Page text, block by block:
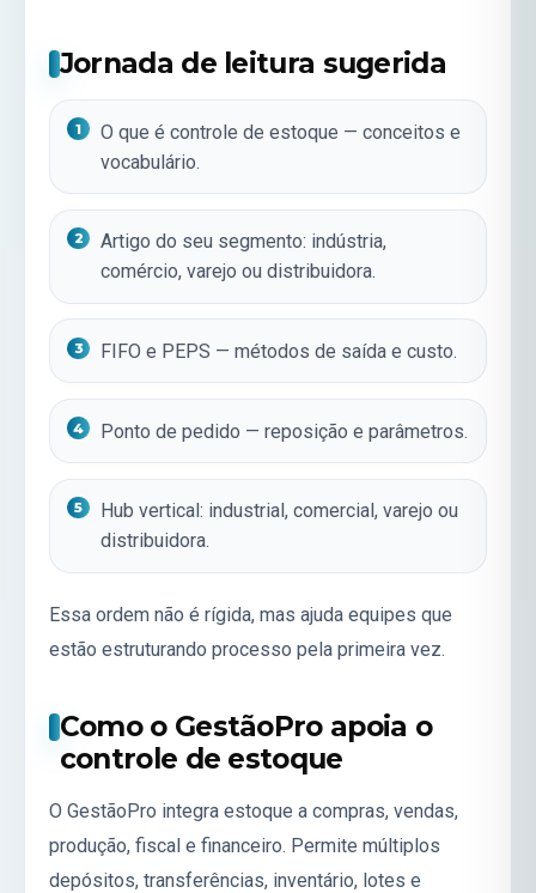
Jornada de leitura sugerida
O que é controle de estoque — conceitos e
vocabulário.
Artigo do seu segmento: indústria,
comércio, varejo ou distribuidora.
FIFO e PEPS — métodos de saída e custo.
Ponto de pedido — reposição e parâmetros.
Hub vertical: industrial,comercial,varejo ou
distribuidora.
Essa ordem não é rígida, mas ajuda equipes que
estão estruturando processo pela primeira vez.
Como o GestãoPro apoia o
controle de estoque
O GestãoPro integra estoque a compras, vendas,
produção, fiscal e financeiro. Permite múltiplos
depósitos, transferências, inventário, lotes e